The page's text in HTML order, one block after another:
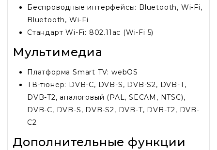
Беспроводные интерфейсы: Bluetooth, Wi-Fi,
Bluetooth, Wi-Fi
Стандарт Wi-Fi: 802.11ac (Wi-Fi 5)
Мультимедиа
Платформа Smart TV: webOS
ТВ-тюнер: DVB-C, DVB-S, DVB-S2, DVB-T,
DVB-T2, аналоговый (PAL, SECAM, NTSC),
DVB-C, DVB-S, DVB-S2, DVB-T, DVB-T2, DVB-
C2
Дополнительные функции